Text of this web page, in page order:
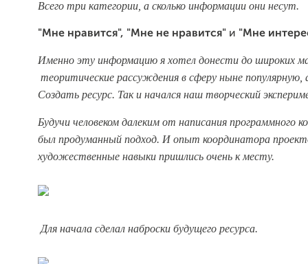
Всего три категории, а сколько информации они несут.
"Мне нравится", "Мне не нравится" и "Мне
Именно эту информацию я хотел донести до широких
теоритические рассуждения в сферу ныне популярную,
Создать ресурс. Так и начался наш творческий
Будучи человеком далеким от написания программного
был продуманный подход. И опыт координатора
художественные навыки пришлись очень к месту.
Для начала сделал наброски будущего ресурса.